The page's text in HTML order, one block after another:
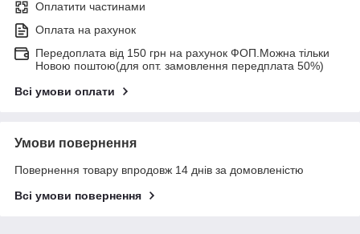
Оплатити частинами
Оплата на рахунок
Передоплата від 150 грн на рахунок ФОП.Можна тільки
Новою поштою(для опт. замовлення передплата 50%)
Всі умови оплати
Умови повернення
Повернення товару впродовж 14 днів за домовленістю
Всі умови повернення